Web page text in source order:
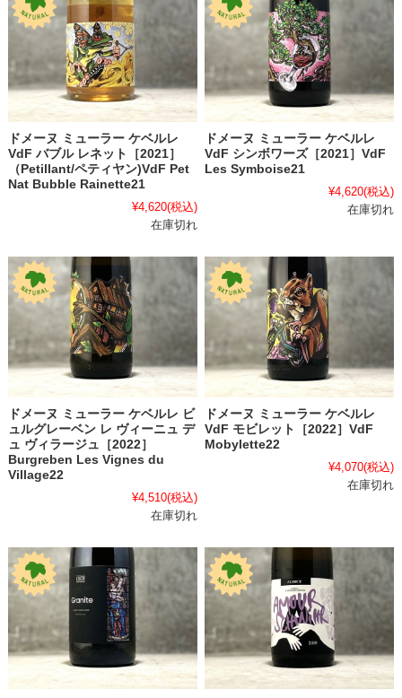
ドメーヌ ミューラー ケベルレ
VdF バブル レネット［2021］
（Petillant/ペティヤン)VdF Pet
Nat Bubble Rainette21
¥4,620(税込)
在庫切れ
ドメーヌ ミューラー ケベルレ
VdF シンボワーズ［2021］VdF
Les Symboise21
¥4,620(税込)
在庫切れ
ドメーヌ ミューラー ケベルレ ビ
ュルグレーベン レ ヴィーニュ デ
ュ ヴィラージュ［2022］
Burgreben Les Vignes du
Village22
¥4,510(税込)
在庫切れ
ドメーヌ ミューラー ケベルレ
VdF モビレット［2022］VdF
Mobylette22
¥4,070(税込)
在庫切れ